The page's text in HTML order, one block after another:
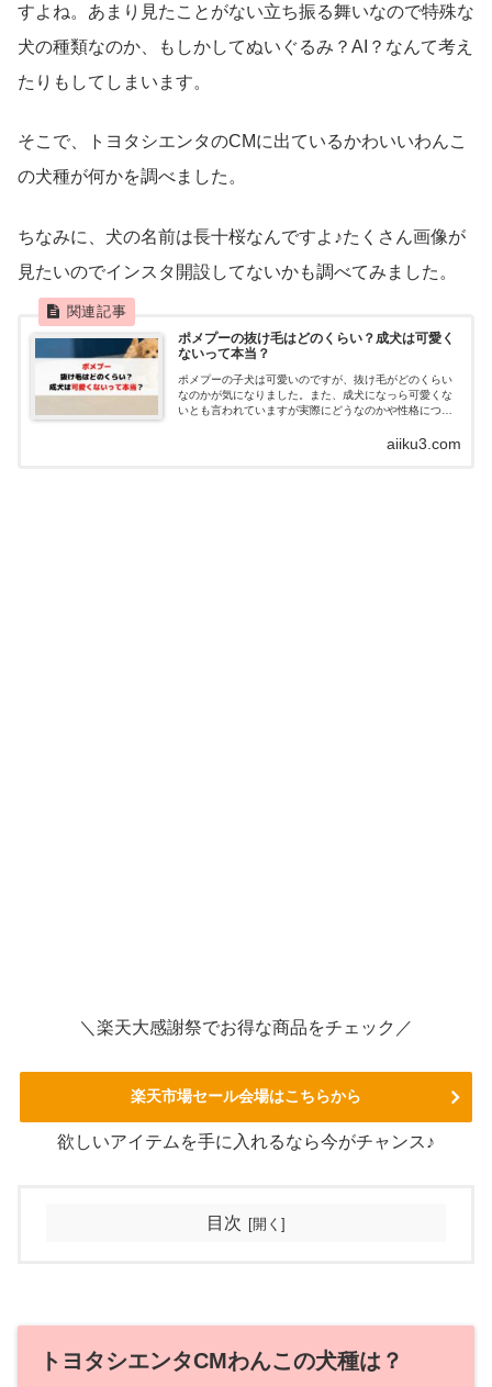
すよね。あまり見たことがない立ち振る舞いなので特殊な
犬の種類なのか、もしかしてぬいぐるみ？AI？なんて考え
たりもしてしまいます。
そこで、トヨタシエンタのCMに出ているかわいいわんこ
の犬種が何かを調べました。
ちなみに、犬の名前は長十桜なんですよ♪たくさん画像が
見たいのでインスタ開設してないかも調べてみました。
ポメプーの抜け毛はどのくらい？成犬は可愛く
ないって本当？
ポメプーの子犬は可愛いのですが、抜け毛がどのくらい
なのかが気になりました。また、成犬になっら可愛くな
いとも言われていますが実際にどうなのかや性格につい
aiiku3.com
＼楽天大感謝祭でお得な商品をチェック／
楽天市場セール会場はこちらから
欲しいアイテムを手に入れるなら今がチャンス♪
目次
トヨタシエンタCMわんこの犬種は？